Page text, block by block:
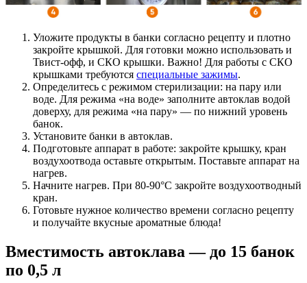
Уложите продукты в банки согласно рецепту и плотно
закройте крышкой. Для готовки можно использовать и
Твист-офф, и СКО крышки. Важно! Для работы с СКО
крышками требуются специальные зажимы.
Определитесь с режимом стерилизации: на пару или
воде. Для режима «на воде» заполните автоклав водой
доверху, для режима «на пару» — по нижний уровень
банок.
Установите банки в автоклав.
Подготовьте аппарат в работе: закройте крышку, кран
воздухоотвода оставьте открытым. Поставьте аппарат на
нагрев.
Начните нагрев. При 80-90°С закройте воздухоотводный
кран.
Готовьте нужное количество времени согласно рецепту
и получайте вкусные ароматные блюда!
Вместимость автоклава — до 15 банок
по 0,5 л